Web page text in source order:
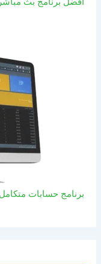
افضل برنامج بث مباشر
برنامج حسابات